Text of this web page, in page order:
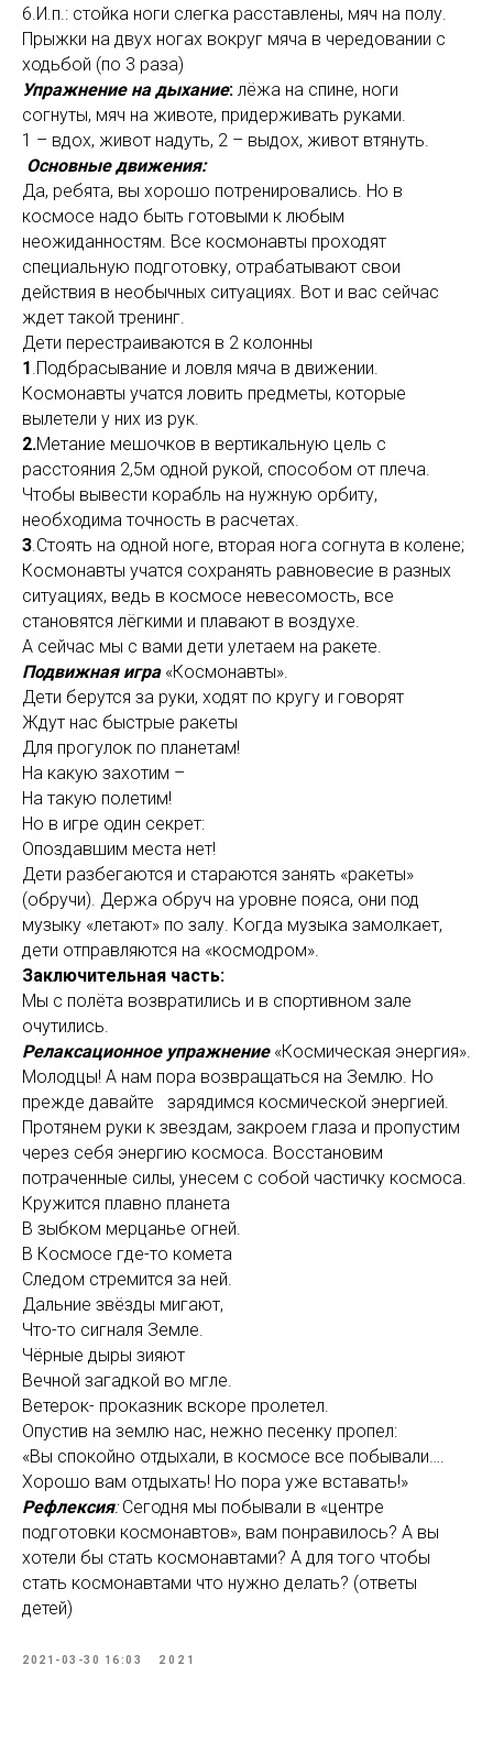
6.И.п.: стойка ноги слегка расставлены, мяч на полу.
Прыжки на двух ногах вокруг мяча в чередовании с
ходьбой (по 3 раза)
Упражнение на дыхание: лёжа на спине, ноги
согнуты, мяч на животе, придерживать руками.
1 – вдох, живот надуть, 2 – выдох, живот втянуть.
Основные движения:
Да, ребята, вы хорошо потренировались. Но в
космосе надо быть готовыми к любым
неожиданностям. Все космонавты проходят
специальную подготовку, отрабатывают свои
действия в необычных ситуациях. Вот и вас сейчас
ждет такой тренинг.
Дети перестраиваются в 2 колонны
1.Подбрасывание и ловля мяча в движении.
Космонавты учатся ловить предметы, которые
вылетели у них из рук.
2.Метание мешочков в вертикальную цель с
расстояния 2,5м одной рукой, способом от плеча.
Чтобы вывести корабль на нужную орбиту,
необходима точность в расчетах.
3.Стоять на одной ноге, вторая нога согнута в колене;
Космонавты учатся сохранять равновесие в разных
ситуациях, ведь в космосе невесомость, все
становятся лёгкими и плавают в воздухе.
А сейчас мы с вами дети улетаем на ракете.
Подвижная игра«Космонавты».
Дети берутся за руки, ходят по кругу и говорят
Ждут нас быстрые ракеты
Для прогулок по планетам!
На какую захотим –
На такую полетим!
Но в игре один секрет:
Опоздавшим места нет!
Дети разбегаются и стараются занять «ракеты»
(обручи). Держа обруч на уровне пояса, они под
музыку «летают» по залу. Когда музыка замолкает,
дети отправляются на «космодром».
Заключительная часть:
Мы с полёта возвратились и в спортивном зале
очутились.
Релаксационное упражнение«Космическая энергия».
Молодцы! А нам пора возвращаться на Землю. Но
прежде давайте зарядимся космической энергией.
Протянем руки к звездам, закроем глаза и пропустим
через себя энергию космоса. Восстановим
потраченные силы, унесем с собой частичку космоса.
Кружится плавно планета
В зыбком мерцанье огней.
В Космосе где-то комета
Следом стремится за ней.
Дальние звёзды мигают,
Что-то сигналя Земле.
Чёрные дыры зияют
Вечной загадкой во мгле.
Ветерок- проказник вскоре пролетел.
Опустив на землю нас, нежно песенку пропел:
«Вы спокойно отдыхали, в космосе все побывали….
Хорошо вам отдыхать! Но пора уже вставать!»
Рефлексия:Сегодня мы побывали в «центре
подготовки космонавтов», вам понравилось? А вы
хотели бы стать космонавтами? А для того чтобы
стать космонавтами что нужно делать? (ответы
детей)
2021-03-30 16:03 2021